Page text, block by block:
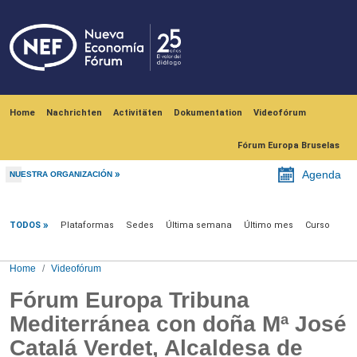
Home Nachrichten Activitäten Dokumentation Videofórum
Fórum Europa Bruselas
NUESTRA ORGANIZACIÓN Agenda
TODOS Plataformas Sedes Última semana Último mes Curso
Home Videofórum
Fórum Europa Tribuna
Mediterránea con doña Mª José
Catalá Verdet, Alcaldesa de